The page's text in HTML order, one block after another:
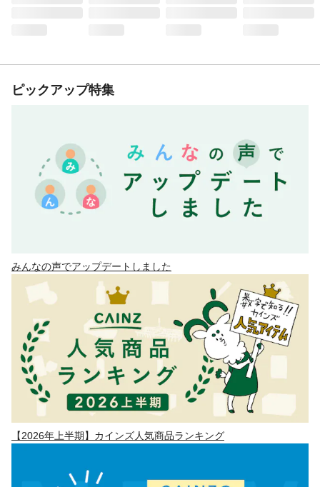
ピックアップ特集
みんなの声でアップデートしました
【2026年上半期】カインズ人気商品ランキング